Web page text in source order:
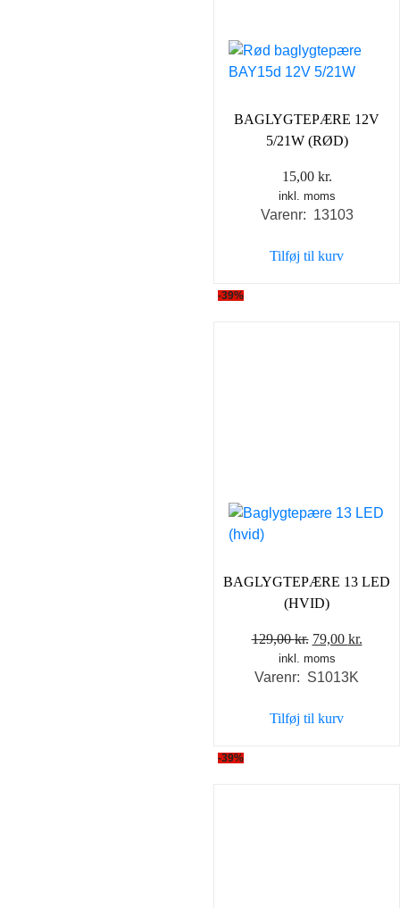
BAGLYGTEPÆRE 12V
5/21W (RØD)
15,00 kr.
inkl. moms
Varenr: 13103
Tilføj til kurv
-39%
BAGLYGTEPÆRE 13 LED
(HVID)
129,00kr. Den
oprindelige
pris
129,00 kr..
79,00 kr.
inkl. moms
Varenr: S1013K
Tilføj til kurv
-39%